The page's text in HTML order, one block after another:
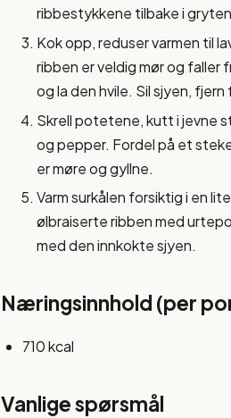
ribbestykkene tilbake i
Kok opp, reduser varmen til
ribben er veldig mør og faller
og la den hvile. Sil sjyen,
Skrell potetene, kutt i jevne
og pepper. Fordel på et
er møre og gyllne.
Varm surkålen forsiktig i en
ølbraiserte ribben med
med den innkokte sjyen.
Næringsinnhold (per
710 kcal
Vanlige spørsmål